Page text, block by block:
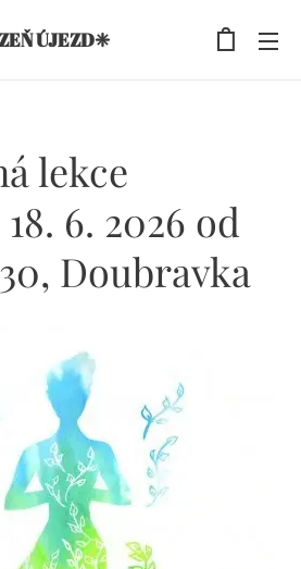
ÚJEZD❈
lekce
6. 2026 od
Doubravka